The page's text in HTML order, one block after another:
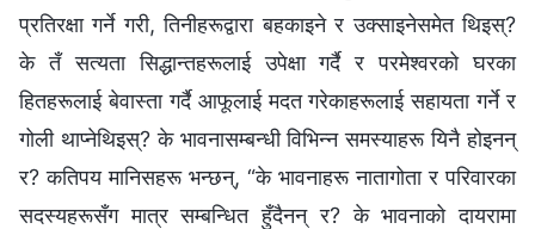
प्रतिरक्षा गर्ने गरी, तिनीहरूद्वारा बहकाइने र उक्साइनेसमेत थिइस्?
के तँ सत्यता सिद्धान्तहरूलाई उपेक्षा गर्दै र परमेश्‍वरको घरका
हितहरूलाई बेवास्ता गर्दै आफूलाई मदत गरेकाहरूलाई सहायता गर्ने र
गोली थाप्नेथिइस्? के भावनासम्बन्धी विभिन्‍न समस्याहरू यिनै होइनन्
र? कतिपय मानिसहरू भन्छन्, “के भावनाहरू नातागोता र परिवारका
सदस्यहरूसँग मात्र सम्बन्धित हुँदैनन् र? के भावनाको दायरामा